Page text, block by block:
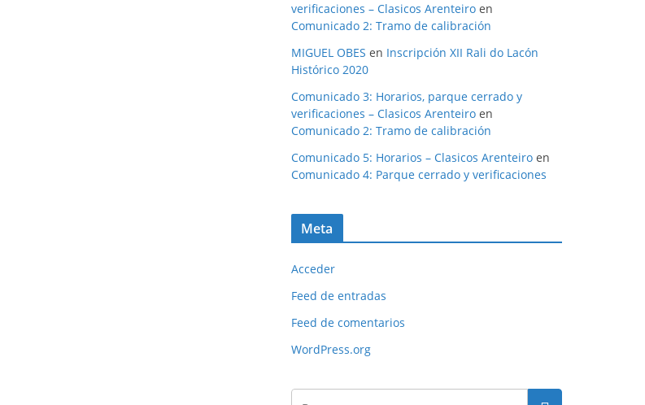
verificaciones – Clasicos Arenteiro en
Comunicado 2: Tramo de calibración
MIGUEL OBES en Inscripción XII Rali do Lacón
Histórico 2020
Comunicado 3: Horarios, parque cerrado y
verificaciones – Clasicos Arenteiro en
Comunicado 2: Tramo de calibración
Comunicado 5: Horarios – Clasicos Arenteiro en
Comunicado 4: Parque cerrado y verificaciones
Meta
Acceder
Feed de entradas
Feed de comentarios
WordPress.org